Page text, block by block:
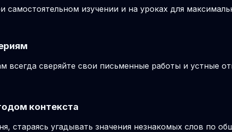
самостоятельном изучении и на уроках для
всегда сверяйте свои письменные работы и устные
контекста
стараясь угадывать значения незнакомых слов по